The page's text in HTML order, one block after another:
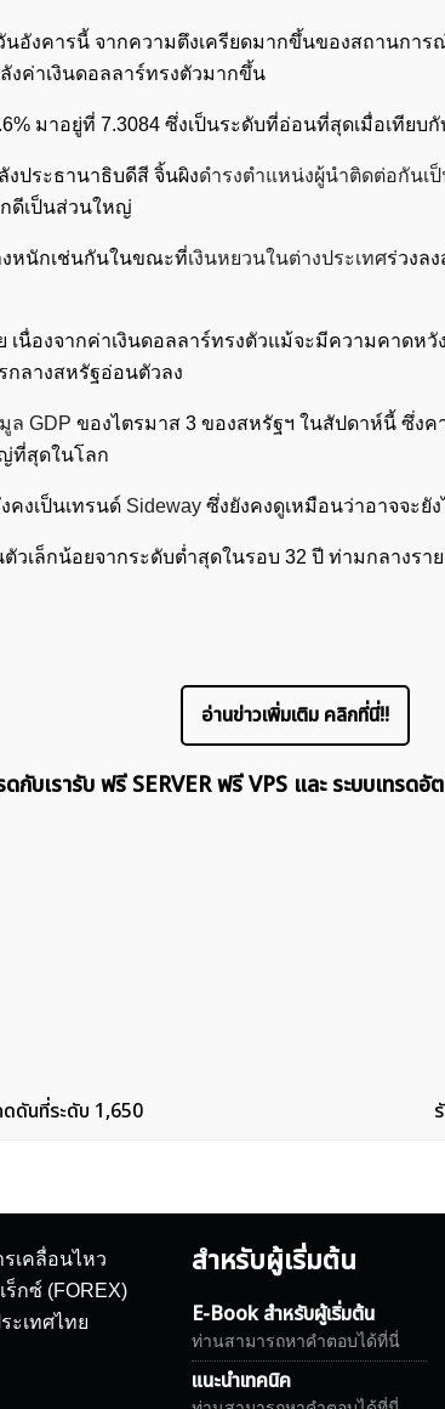
ค้นหา
อังคารนี้ จากความตึงเครียดมากขึ้นของสถานการณ์
งค่าเงินดอลลาร์ทรงตัวมากขึ้น
มาอยู่ที่ 7.3084 ซึ่งเป็นระดับที่อ่อนที่สุดเมื่อเทียบ
ประธานาธิบดีสี จิ้นผิงดำรงตำแหน่งผู้นำติดต่อกันเ
ดีเป็นส่วนใหญ่
งหนักเช่นกันในขณะที่เงินหยวนในต่างประเทศร่วงล
เนื่องจากค่าเงินดอลลาร์ทรงตัวแม้จะมีความคาดห
กลางสหรัฐอ่อนตัวลง
GDP ของไตรมาส 3 ของสหรัฐฯ ในสัปดาห์นี้ ซึ่ง
ที่สุดในโลก
คงเป็นเทรนด์ Sideway ซึ่งยังคงดูเหมือนว่าอาจจะ
วเล็กน้อยจากระดับต่ำสุดในรอบ 32 ปี ท่ามกลางรา
อ่านข่าวเพิ่มเติม คลิกที่นี่!!
กับเรารับ ฟรี SERVER ฟรี VPS และ ระบบเทร
ดันที่ระดับ 1,650
เคลื่อนไหว
กซ์ (FOREX)
ะเทศไทย
สำหรับผู้เริ่มต้น
E-Book สำหรับผู้เริ่มต้น
ท่านสามารถหาคำตอบได้ที่นี่
แนะนำเทคนิค